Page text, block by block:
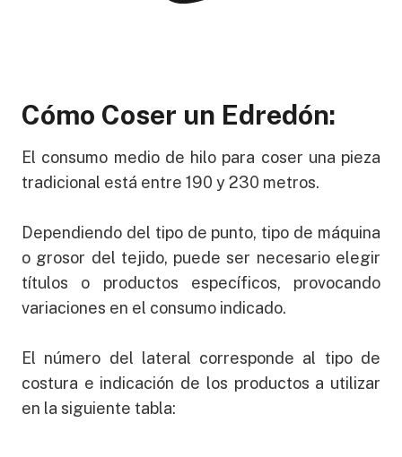
Cómo Coser un Edredón:
El consumo medio de hilo para coser una pieza
tradicional está entre 190 y 230 metros.
Dependiendo del tipo de punto, tipo de máquina
o grosor del tejido, puede ser necesario elegir
títulos o productos específicos, provocando
variaciones en el consumo indicado.
El número del lateral corresponde al tipo de
costura e indicación de los productos a utilizar
en la siguiente tabla: